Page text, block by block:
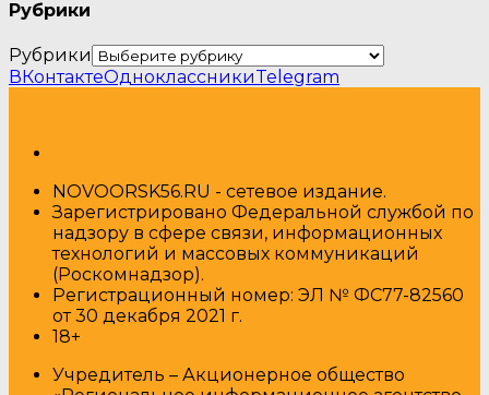
Рубрики
Рубрики
ВКонтактеОдноклассникиTelegram
NOVOORSK56.RU - сетевое издание.
Зарегистрировано Федеральной службой по
надзору в сфере связи, информационных
технологий и массовых коммуникаций
(Роскомнадзор).
Регистрационный номер: ЭЛ № ФС77-82560
от 30 декабря 2021 г.
18+
Учредитель – Акционерное общество